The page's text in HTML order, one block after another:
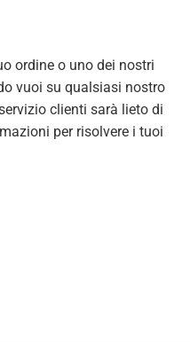
ordine o uno dei nostri
vuoi su qualsiasi nostro
clienti sarà lieto di
per risolvere i tuoi